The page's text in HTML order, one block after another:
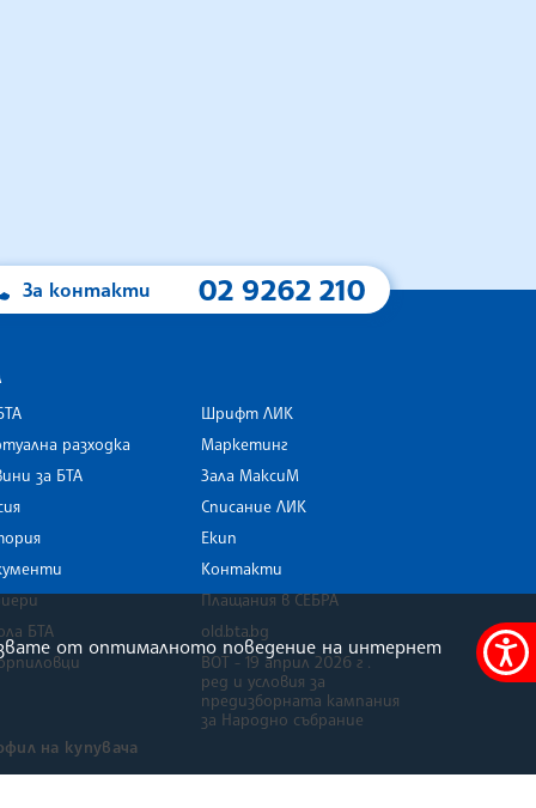
Меню
За контакти 02 9262 210
разходка
за БТА
БТА
Шрифт ЛИК
Маркетинг
Зала МаксиМ
Списание ЛИК
Екип
Контакти
Плащания в СЕБРА
old.bta.bg
ВОТ - 19 април 2026 г .
ред и условия за
предизборната кампания
за Народно събрание
на купувача
от оптималното поведение на интернет